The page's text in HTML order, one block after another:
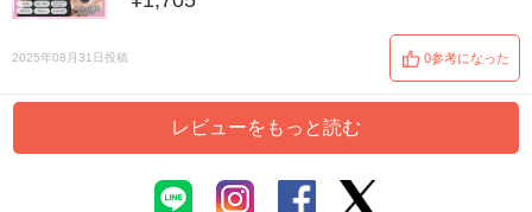
2025年08月31日投稿 0参考になった
レビューをもっと読む